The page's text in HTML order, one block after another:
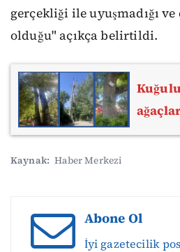
gerçekliği ile uyuşmadığı
olduğu" açıkça belirtildi.
Kaynak: Haber Merkezi
Abone Ol
İyi gazetecilik